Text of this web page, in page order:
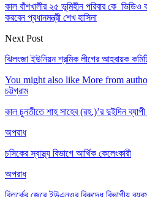
কাল বাঁশখালীর ২৫ ভূমিহীন পরিবার কে ভিডিও
করবেন প্রধানমন্ত্রী শেখ হাসিনা
Next Post
ঝিলংজা ইউনিয়ন শ্রমিক লীগের আহবায়ক
You might also like More from
চট্টগ্রাম
কাল চুনতীতে শাহ সাহেব (রহ.)’র দুইদিন
অপরাধ
চসিকের স্বাস্থ্য বিভাগে আর্থিক কেলেংকারী
অপরাধ
বিতর্কের জেরে ইউএনওর বিরুদ্ধে বিভাগীয়